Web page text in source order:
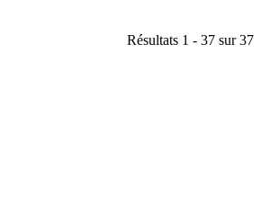
Résultats 1 - 37 sur 37